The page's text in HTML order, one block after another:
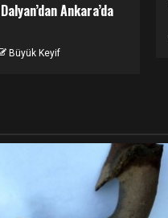
Ankara’da
Büyük Keyif